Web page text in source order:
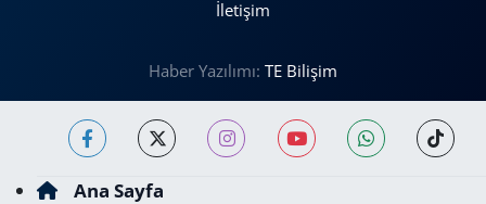
İletişim
Haber Yazılımı: TE Bilişim
Ana Sayfa